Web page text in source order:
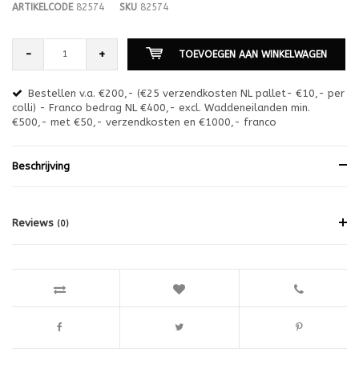
ARTIKELCODE82574 SKU 82574
- + TOEVOEGEN AAN WINKELWAGEN
Bestellen v.a. €200,- (€25 verzendkosten NL pallet- €10,- per
colli) - Franco bedrag NL €400,- excl. Waddeneilanden min.
€500,- met €50,- verzendkosten en €1000,- franco
Beschrijving
Reviews (0)